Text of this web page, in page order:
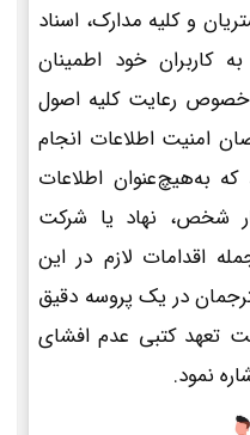
و کلیه مدارک، اسناد
کاربران خود اطمینان
خصوص رعایت کلیه اصول
امنیت اطلاعات انجام
به‌هیچ‌عنوان اطلاعات
شخص، نهاد یا شرکت
اقدامات لازم در این
در یک پروسه دقیق
تعهد کتبی عدم افشای
نمود.